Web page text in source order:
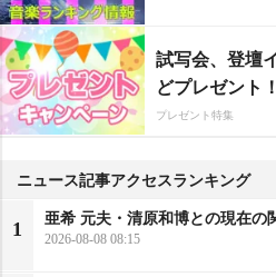
試写会、登壇
どプレゼント！
プレゼント特集
ニュース記事アクセスランキング
1
亜希 元夫・清原和博との現在の
2026-08-08 08:15